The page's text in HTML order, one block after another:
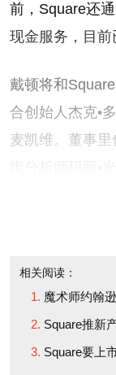
前，Square还
现金服务，目前
戴顿将和
合创始人杰克•
麦凯维。董事
校对：夏林
相关阅读：
魔术师约翰
Square推新
Square要上